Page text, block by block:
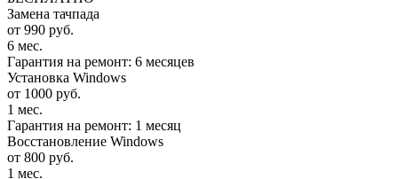
Замена тачпада
от 990 руб.
6 мес.
Гарантия на ремонт: 6 месяцев
Установка Windows
от 1000 руб.
1 мес.
Гарантия на ремонт: 1 месяц
Восстановление Windows
от 800 руб.
1 мес.